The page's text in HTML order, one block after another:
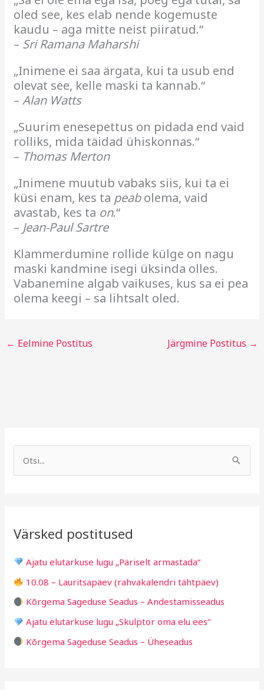
oled see, kes elab nende kogemuste
kaudu – aga mitte neist piiratud.“
– Sri Ramana Maharshi
„Inimene ei saa ärgata, kui ta usub end
olevat see, kelle maski ta kannab.“
–Alan Watts
„Suurim enesepettus on pidada end vaid
rolliks, mida täidad ühiskonnas.“
– Thomas Merton
„Inimene muutub vabaks siis, kui ta ei
küsi enam, kes ta peabolema, vaid
avastab, kes ta on.“
– Jean-Paul Sartre
Klammerdumine rollide külge on nagu
maski kandmine isegi üksinda olles.
Vabanemine algab vaikuses, kus sa ei pea
olema keegi – sa lihtsalt oled.
← Eelmine Postitus Järgmine Postitus →
c
o
r
:
Värsked postitused
Ajatu elutarkuse lugu „Päriselt armastada“
10.08 – Lauritsapäev (rahvakalendri tähtpäev)
Kõrgema Sageduse Seadus – Andestamisseadus
Ajatu elutarkuse lugu „Skulptor oma elu ees“
Kõrgema Sageduse Seadus – Üheseadus
g
i
d